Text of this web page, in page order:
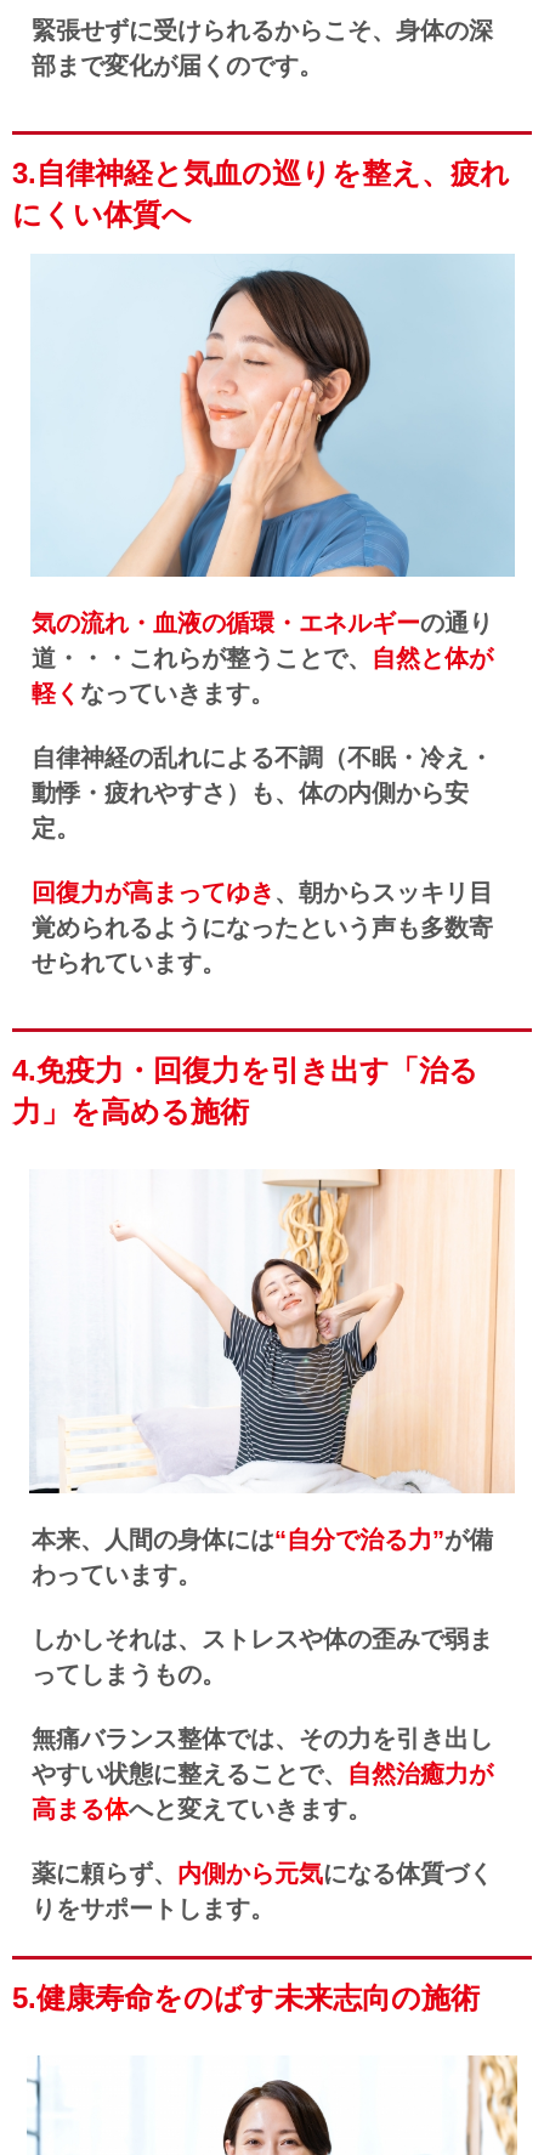
緊張せずに受けられるからこそ、身体の深
部まで変化が届くのです。
3.自律神経と気血の巡りを整え、疲れ
にくい体質へ
気の流れ・血液の循環・エネルギーの通り
道・・・これらが整うことで、 自然と体が
軽く なっていきます。
自律神経の乱れによる不調（不眠・冷え・
動悸・疲れやすさ）も、体の内側から安
定。
回復力が高まってゆき 、朝からスッキリ目
覚められるようになったという声も多数寄
せられています。
4.免疫力・回復力を引き出す「治る
力」を高める施術
本来、人間の身体には“自分で治る力”が備
わっています。
しかしそれは、ストレスや体の歪みで弱ま
ってしまうもの。
無痛バランス整体では、その力を引き出し
やすい状態に整えることで、 自然治癒力が
高まる体へと変えていきます。
薬に頼らず、 内側から元気になる体質づく
りをサポートします。
5.健康寿命をのばす未来志向の施術